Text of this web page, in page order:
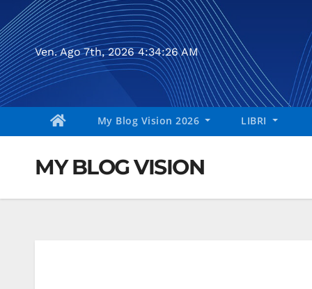
Salta
al
contenutoVen. Ago 7th, 20264:34:27 AM
My Blog Vision 2026 LIBRI
MY BLOG VISION